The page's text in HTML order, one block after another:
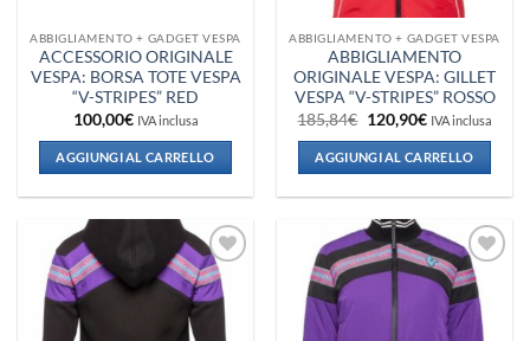
ABBIGLIAMENTO + GADGET VESPA
ACCESSORIO ORIGINALE
VESPA: BORSA TOTE VESPA
“V-STRIPES” RED
100,00€ IVA inclusa
AGGIUNGI AL CARRELLO
ABBIGLIAMENTO + GADGET VESPA
ABBIGLIAMENTO
ORIGINALE VESPA: GILLET
VESPA “V-STRIPES” ROSSO
185,84€ Il
prezzo
originale
era:
185,84€.
120,90€Il
attuale
è:
120,90€.
IVA inclusa
AGGIUNGI AL CARRELLO
Aggiungi
alla lista
dei
desideri
Aggiungi
alla lista
dei
desideri